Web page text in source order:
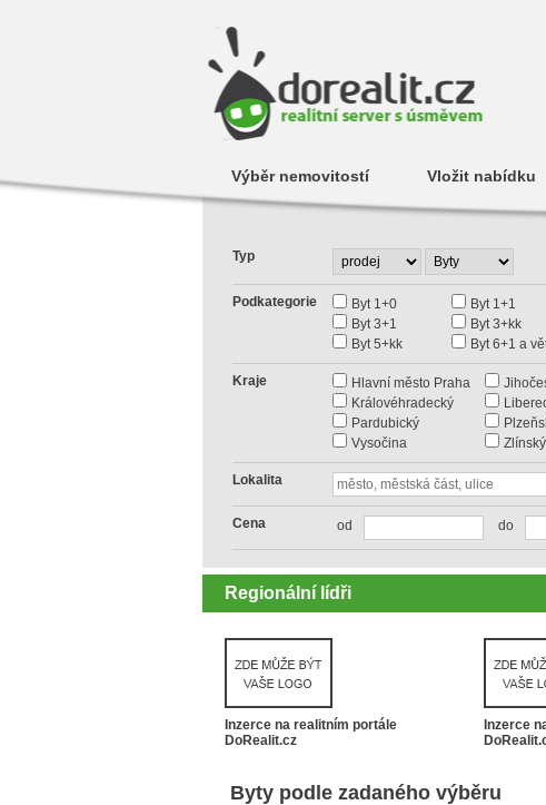
Výběr nemovitostí Vložit nabídku
Typ
Podkategorie Byt 1+0 Byt 1+1
Byt 3+1
Byt 3+kk
Byt 5+kk
Byt 6+1 a
Kraje Hlavní město Praha
Královéhradecký
Pardubický
Vysočina
Zlínský
Lokalita
Cena od do
Regionální lídři
Inzerce na realitním portále
DoRealit.cz
Inzerce
Byty podle zadaného výběru